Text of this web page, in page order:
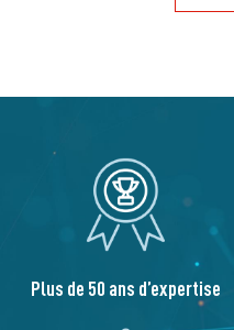
Plus de 50 ans d’expertise